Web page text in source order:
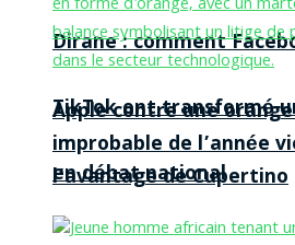
Dirane : comment
TikTok ont transformé
en débat national
Apple contre une
improbable de l’année
l’avantage de Cupertino